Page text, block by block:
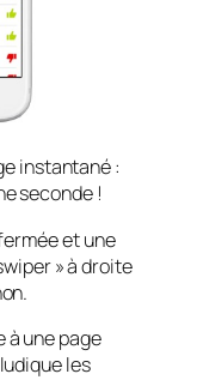
instantané :
seconde !
et une
» à droite
une page
les